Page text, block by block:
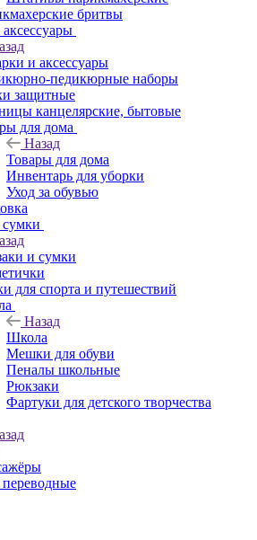
бритвы
и аксессуары
педикюрные наборы
защитные
канцелярские, бытовые
для дома
Назад
Товары для дома
Инвентарь для уборки
Уход за обувью
и сумки
для спорта и путешествий
Назад
Школа
Мешки для обуви
Пеналы школьные
Рюкзаки
Фартуки для детского творчества
переводные